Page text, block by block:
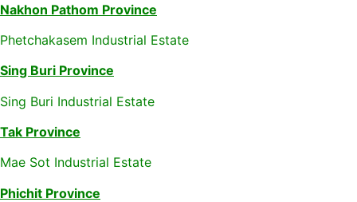
Nakhon Pathom Province
Phetchakasem Industrial Estate
Sing Buri Province
Sing Buri Industrial Estate
Tak Province
Mae Sot Industrial Estate
Phichit Province